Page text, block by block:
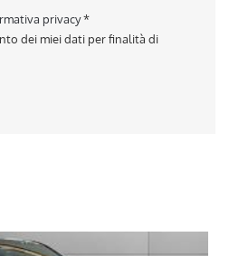
privacy*
dei miei dati per finalità di